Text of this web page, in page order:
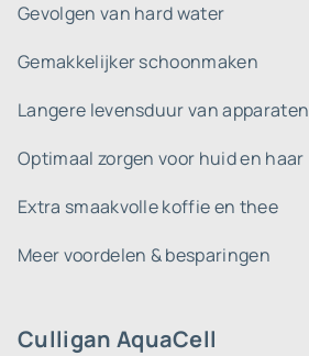
Culligan AquaCell
Gevolgen van hard water
Gemakkelijker schoonmaken
Langere levensduur van apparaten
Optimaal zorgen voor huid en haar
Extra smaakvolle koffie en thee
Meer voordelen & besparingen